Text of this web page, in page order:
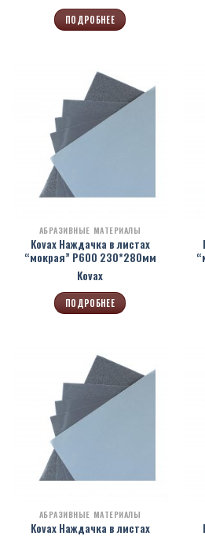
ПОДРОБНЕЕ
АБРАЗИВНЫЕ МАТЕРИАЛЫ
Kovax Наждачка в листах
“мокрая” Р600 230*280мм
Kovax
ПОДРОБНЕЕ
АБРАЗИВНЫЕ МАТЕРИАЛЫ
Kovax Наждачка в листах